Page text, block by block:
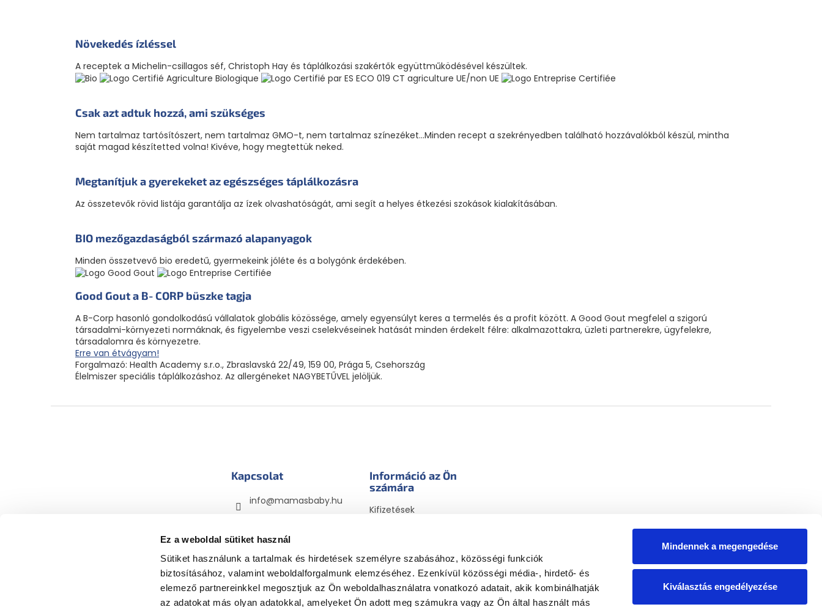
Ez a weboldal sütiket használ
Sütiket használunk a tartalmak és hirdetések személyre szabásához, közösségi funkciók
biztosításához, valamint weboldalforgalmunk elemzéséhez. Ezenkívül közösségi média-, hirdető- és
elemező partnereinkkel megosztjuk az Ön weboldalhasználatra vonatkozó adatait, akik kombinálhatják
az adatokat más olyan adatokkal, amelyeket Ön adott meg számukra vagy az Ön által használt más
Mindennek a megengedése
Kiválasztás engedélyezése
Növekedés ízléssel
A receptek a Michelin-csillagos séf, Christoph Hay és táplálkozási szakértők együttműködésével készültek.
Csak azt adtuk hozzá, ami szükséges
Nem tartalmaz tartósítószert, nem tartalmaz GMO-t, nem tartalmaz színezéket...Minden recept a szekrényedben található hozzávalókból készül, mintha
saját magad készítetted volna! Kivéve, hogy megtettük neked.
Megtanítjuk a gyerekeket az egészséges táplálkozásra
Az összetevők rövid listája garantálja az ízek olvashatóságát, ami segít a helyes étkezési szokások kialakításában.
BIO mezőgazdaságból származó alapanyagok
Minden összetvevő bio eredetű, gyermekeink jóléte és a bolygónk érdekében.
Good Gout a B‑CORP büszke tagja
A B-Corp hasonló gondolkodású vállalatok globális közössége, amely egyensúlyt keres a termelés és a profit között. A Good Gout megfelel a szigorú
társadalmi-környezeti normáknak, és figyelembe veszi cselekvéseinek hatását minden érdekelt félre: alkalmazottakra, üzleti partnerekre, ügyfelekre,
társadalomra és környezetre.
Erre van étvágyam!
Forgalmazó: Health Academy s.r.o., Zbraslavská 22/49, 159 00, Prága 5, Csehország
Élelmiszer speciális táplálkozáshoz. Az allergéneket NAGYBETŰVEL jelöljük.
Kapcsolat
info@mamasbaby.hu
mamasbaby_hu
Információ az Ön
számára
Kifizetések
reklamációk
Általános Szerződési
Feltételek